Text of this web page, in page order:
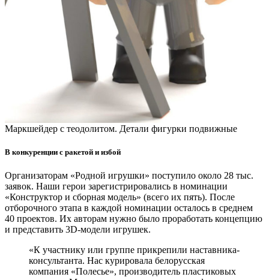
Маркшейдер с теодолитом. Детали фигурки подвижные
В конкуренции с ракетой и избой
Организаторам «Родной игрушки» поступило около 28 тыс.
заявок. Наши герои зарегистрировались в номинации
«Конструктор и сборная модель» (всего их пять). После
отборочного этапа в каждой номинации осталось в среднем
40 проектов. Их авторам нужно было проработать концепцию
и представить 3D-модели игрушек.
«К участнику или группе прикрепили наставника-
консультанта. Нас курировала белорусская
компания «Полесье», производитель пластиковых